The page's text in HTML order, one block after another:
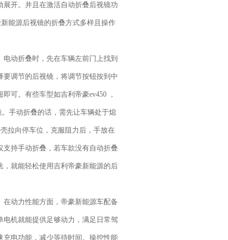
开。并且在激活自动折叠后视镜功
能源后视镜的折叠方式多样且操作
动折叠时，先在车辆左前门上找到
调节的后视镜，将调节按钮按到中
可。有些车型如吉利帝豪ev450 ，
手动折叠的话，需先让车辆处于熄
拉向停车位，克服阻力后，手放在
持手动折叠，若车款没有自动折叠
就能轻松使用吉利帝豪新能源的后
动力性能方面，帝豪新能源车配备
机就能提供足够动力，满足日常驾
电功能，减少等待时间。操控性能